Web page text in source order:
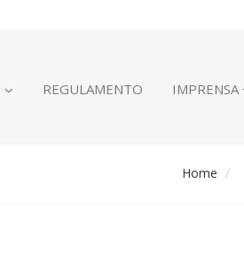
REGULAMENTO IMPRENSA
Home